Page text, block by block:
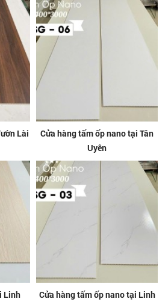
Lài
Cửa hàng tấm ốp nano tại Tân
Uyên
Linh
Cửa hàng tấm ốp nano tại Linh